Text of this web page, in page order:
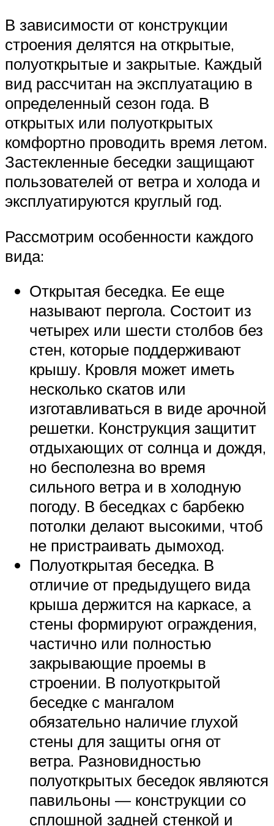
В зависимости от конструкции
строения делятся на открытые,
полуоткрытые и закрытые. Каждый
вид рассчитан на эксплуатацию в
определенный сезон года. В
открытых или полуоткрытых
комфортно проводить время летом.
Застекленные беседки защищают
пользователей от ветра и холода и
эксплуатируются круглый год.
Рассмотрим особенности каждого
вида:
Открытая беседка. Ее еще
называют пергола. Состоит из
четырех или шести столбов без
стен, которые поддерживают
крышу. Кровля может иметь
несколько скатов или
изготавливаться в виде арочной
решетки. Конструкция защитит
отдыхающих от солнца и дождя,
но бесполезна во время
сильного ветра и в холодную
погоду. В беседках с барбекю
потолки делают высокими, чтоб
не пристраивать дымоход.
Полуоткрытая беседка. В
отличие от предыдущего вида
крыша держится на каркасе, а
стены формируют ограждения,
частично или полностью
закрывающие проемы в
строении. В полуоткрытой
беседке с мангалом
обязательно наличие глухой
стены для защиты огня от
ветра. Разновидностью
полуоткрытых беседок являются
павильоны — конструкции со
сплошной задней стенкой и